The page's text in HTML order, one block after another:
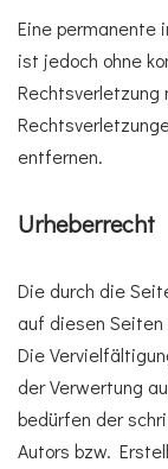
Eine permanente
ist jedoch ohne
Rechtsverletzung
entfernen.
Urheberrecht
Die durch die
auf diesen
Die
der Verwertung
bedürfen der
Autors bzw.